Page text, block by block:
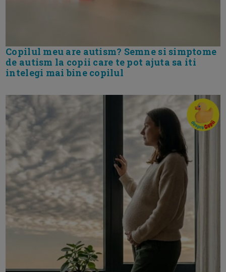
Copilul meu are autism? Semne si simptome
de autism la copii care te pot ajuta sa iti
intelegi mai bine copilul